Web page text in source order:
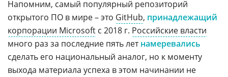
Напомним, самый популярный репозиторий
открытого ПО в мире – это GitHub, принадлежащий
корпорации Microsoft с 2018 г. Российские власти
много раз за последние пять летнамеревались
сделать его национальный аналог, но к моменту
выхода материала успеха в этом начинании не